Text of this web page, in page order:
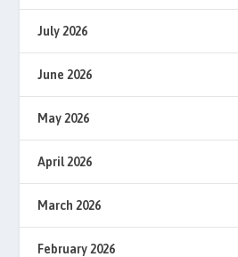
July 2026
June 2026
May 2026
April 2026
March 2026
February 2026